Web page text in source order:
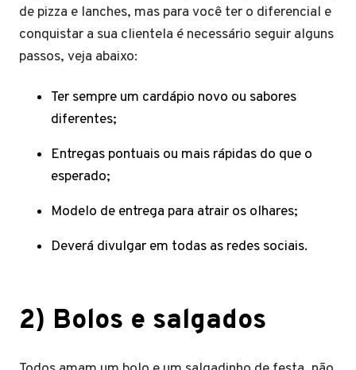
de pizza e lanches, mas para você ter o diferencial e
conquistar a sua clientela é necessário seguir alguns
passos, veja abaixo:
Ter sempre um cardápio novo ou sabores
diferentes;
Entregas pontuais ou mais rápidas do que o
esperado;
Modelo de entrega para atrair os olhares;
Deverá divulgar em todas as redes sociais.
2) Bolos e salgados